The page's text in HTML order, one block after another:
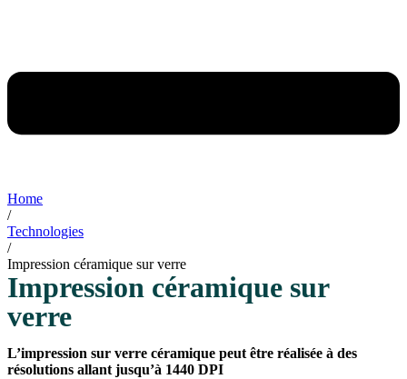
Home
/
Technologies
/
Impression céramique sur verre
Impression céramique sur
verre
L’impression sur verre céramique peut être réalisée à des
résolutions allant jusqu’à 1440 DPI